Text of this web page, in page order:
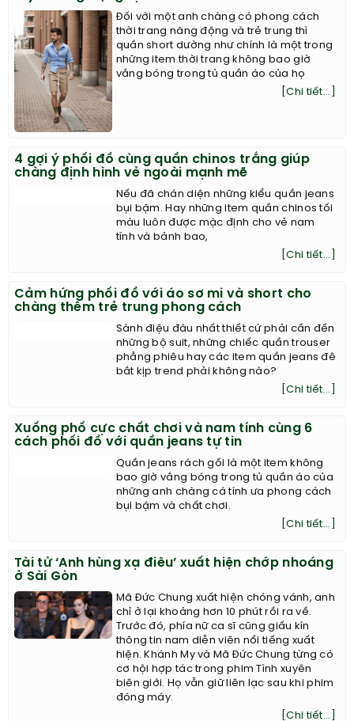
Đối với một anh chàng có phong cách
thời trang năng động và trẻ trung thì
quần short dường như chính là một trong
những item thời trang không bao giờ
vắng bóng trong tủ quần áo của họ
[Chi tiết...]
4 gợi ý phối đồ cùng quần chinos trắng giúp
chàng định hình vẻ ngoài mạnh mẽ
Nếu đã chán diện những kiểu quần jeans
bụi bặm. Hay những item quần chinos tối
màu luôn được mặc định cho vẻ nam
tính và bảnh bao,
[Chi tiết...]
Cảm hứng phối đồ với áo sơ mi và short cho
chàng thêm trẻ trung phong cách
Sành điệu đâu nhất thiết cứ phải cần đến
những bộ suit, những chiếc quần trouser
phẳng phiêu hay các item quần jeans đê
bắt kịp trend phải không nào?
[Chi tiết...]
Xuống phố cực chất chơi và nam tính cùng 6
cách phối đồ với quần jeans tự tin
Quần jeans rách gối là một item không
bao giờ vắng bóng trong tủ quần áo của
những anh chàng cá tính ưa phong cách
bụi bặm và chất chơi.
[Chi tiết...]
Tài tử ‘Anh hùng xạ điêu’ xuất hiện chớp nhoáng
ở Sài Gòn
Mã Đức Chung xuất hiện chóng vánh, anh
chỉ ở lại khoảng hơn 10 phút rồi ra về.
Trước đó, phía nữ ca sĩ cũng giấu kín
thông tin nam diễn viên nổi tiếng xuất
hiện. Khánh My và Mã Đức Chung từng có
cơ hội hợp tác trong phim Tình xuyên
biên giới. Họ vẫn giữ liên lạc sau khi phim
đóng máy.
[Chi tiết...]